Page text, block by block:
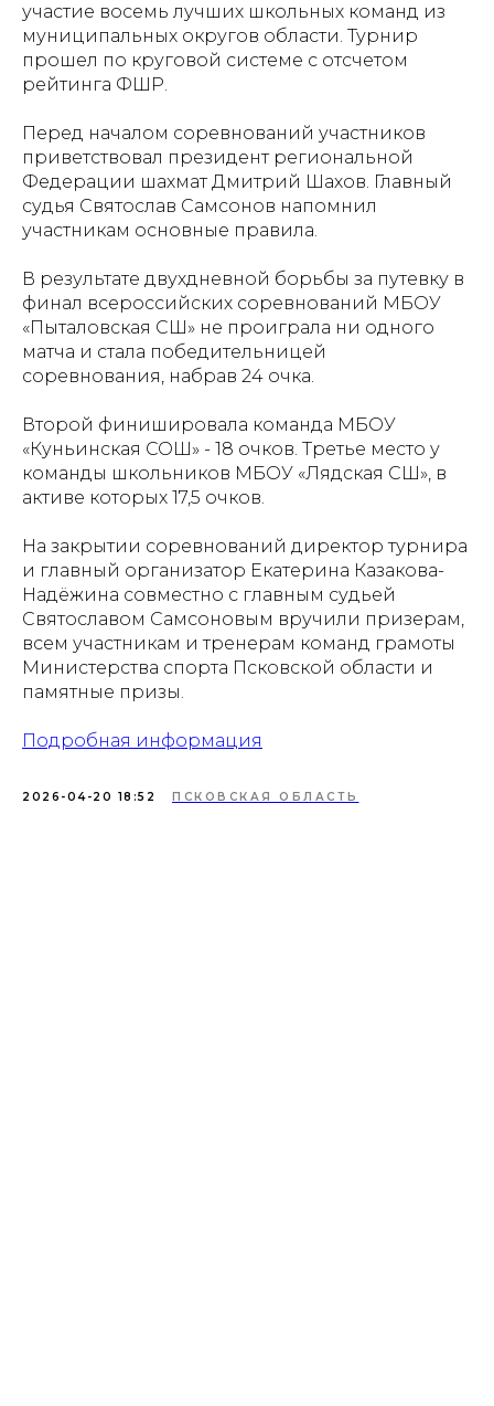
участие восемь лучших школьных команд из
муниципальных округов области. Турнир
прошел по круговой системе с отсчетом
рейтинга ФШР.
Перед началом соревнований участников
приветствовал президент региональной
Федерации шахмат Дмитрий Шахов. Главный
судья Святослав Самсонов напомнил
участникам основные правила.
В результате двухдневной борьбы за путевку в
финал всероссийских соревнований МБОУ
«Пыталовская СШ» не проиграла ни одного
матча и стала победительницей
соревнования, набрав 24 очка.
Второй финишировала команда МБОУ
«Куньинская СОШ» - 18 очков. Третье место у
команды школьников МБОУ «Лядская СШ», в
активе которых 17,5 очков.
На закрытии соревнований директор турнира
и главный организатор Екатерина Казакова-
Надёжина совместно с главным судьей
Святославом Самсоновым вручили призерам,
всем участникам и тренерам команд грамоты
Министерства спорта Псковской области и
памятные призы.
Подробная информация
2026-04-20 18:52 ПСКОВСКАЯ ОБЛАСТЬ